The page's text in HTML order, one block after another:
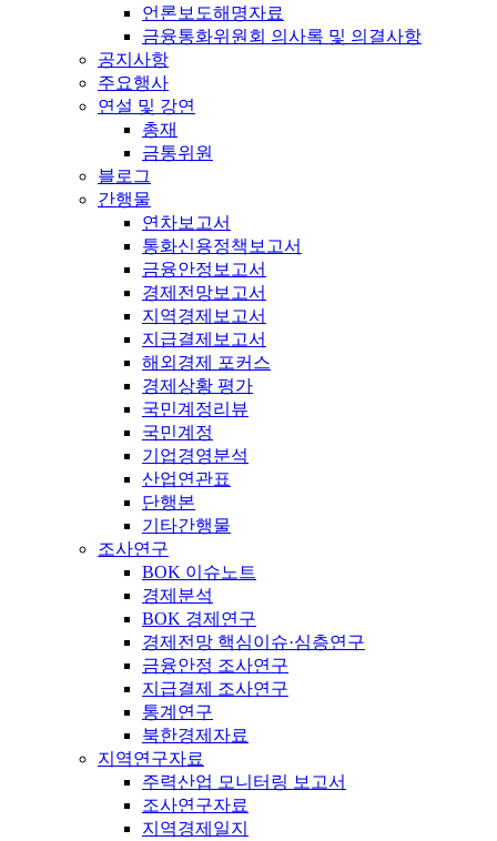
언론보도해명자료
금융통화위원회 의사록 및 의결사항
공지사항
주요행사
연설 및 강연
총재
금통위원
블로그
간행물
연차보고서
통화신용정책보고서
금융안정보고서
경제전망보고서
지역경제보고서
지급결제보고서
해외경제 포커스
경제상황 평가
국민계정리뷰
국민계정
기업경영분석
산업연관표
단행본
기타간행물
조사연구
BOK 이슈노트
경제분석
BOK 경제연구
경제전망 핵심이슈·심층연구
금융안정 조사연구
지급결제 조사연구
통계연구
북한경제자료
지역연구자료
주력산업 모니터링 보고서
조사연구자료
지역경제일지